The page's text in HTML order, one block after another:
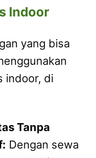
Indoor
yang bisa
indoor, di
Tanpa
Dengan sewa